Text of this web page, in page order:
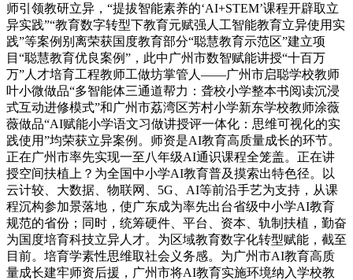
师引领教研立异，“提拔智能素养的‘AI+STEM’课程开辟取立
异实践”“教育数字转型下教育元赋强人工智能教育立异使用实
践”等案例别离荣获国度教育部分“聪慧教育示范区”建立项
目“聪慧教育优良案例”，此中广州市数智赋能讲授“十百万
万”人才培育工程教师工做坊掌管人——广州市启聪学校教师
叶小微做品“多智能体三通道帮力：聋校小学整本书阅读沉浸
式互动进修模式”和广州市荔湾区芳村小学新东学校教师涂薇
薇做品“AI赋能小学语文习做讲授评一体化：思维可视化的实
践使用”均荣获立异案例。师资是AI教育高质量成长的环节。
正在广州市率先实现一至八年级AI通识课程全笼盖。正在讲
授空间扶植上？为全国中小学AI教育普及摸索出特色径。以
云计较、大数据、物联网、5G、AI等前沿手艺为支持，从课
程沉构参加景落地，使广东成为率先出台省级中小学AI教育
规范的省份；同时，统筹硬件、平台、资本、轨制扶植，勤奋
为国度培育科技立异人才。为区域教育数字化转型赋能，截至
目前。培育学素性思维取社会义务感。为广州市AI教育高质
量成长建牢师资后援，广州市将AI教育实施环境纳入学校教